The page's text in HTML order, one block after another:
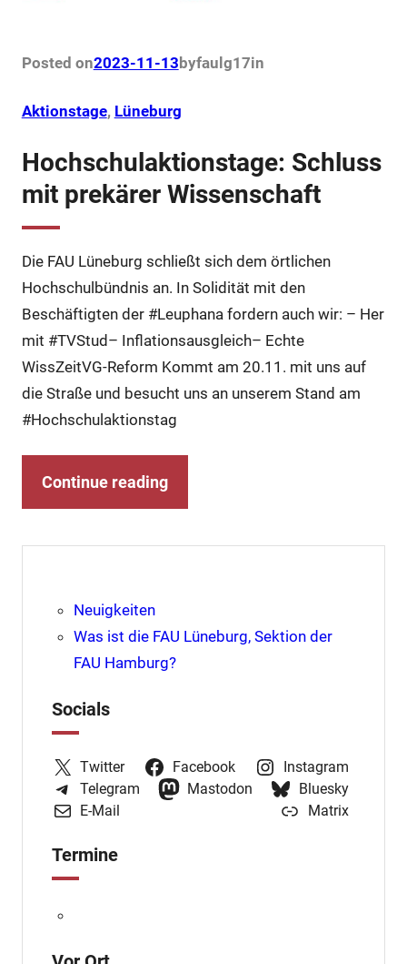
Posted on2023-11-13byfaulg17in
Aktionstage, Lüneburg
Hochschulaktionstage: Schluss
mit prekärer Wissenschaft
Die FAU Lüneburg schließt sich dem örtlichen
Hochschulbündnis an. In Solidität mit den
Beschäftigten der #Leuphana fordern auch wir: – Her
mit #TVStud– Inflationsausgleich– Echte
WissZeitVG-Reform Kommt am 20.11. mit uns auf
die Straße und besucht uns an unserem Stand am
#Hochschulaktionstag
Continue reading
Neuigkeiten
Was ist die FAU Lüneburg, Sektion der
FAU Hamburg?
Socials
Twitter Facebook
Instagram
Telegram
Mastodon
Bluesky
E-Mail
Matrix
Termine